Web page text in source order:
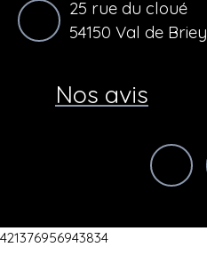
25 rue du cloué
54150 Val de Briey
Nos avis
421376956943834